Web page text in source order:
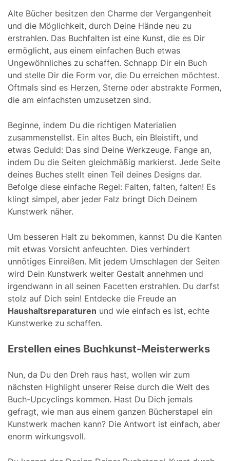
Alte Bücher besitzen den Charme der Vergangenheit
und die Möglichkeit, durch Deine Hände neu zu
erstrahlen. Das Buchfalten ist eine Kunst, die es Dir
ermöglicht, aus einem einfachen Buch etwas
Ungewöhnliches zu schaffen. Schnapp Dir ein Buch
und stelle Dir die Form vor, die Du erreichen möchtest.
Oftmals sind es Herzen, Sterne oder abstrakte Formen,
die am einfachsten umzusetzen sind.
Beginne, indem Du die richtigen Materialien
zusammenstellst. Ein altes Buch, ein Bleistift, und
etwas Geduld: Das sind Deine Werkzeuge. Fange an,
indem Du die Seiten gleichmäßig markierst. Jede Seite
deines Buches stellt einen Teil deines Designs dar.
Befolge diese einfache Regel: Falten, falten, falten! Es
klingt simpel, aber jeder Falz bringt Dich Deinem
Kunstwerk näher.
Um besseren Halt zu bekommen, kannst Du die Kanten
mit etwas Vorsicht anfeuchten. Dies verhindert
unnötiges Einreißen. Mit jedem Umschlagen der Seiten
wird Dein Kunstwerk weiter Gestalt annehmen und
irgendwann in all seinen Facetten erstrahlen. Du darfst
stolz auf Dich sein! Entdecke die Freude an
Haushaltsreparaturen und wie einfach es ist, echte
Kunstwerke zu schaffen.
Erstellen eines Buchkunst-Meisterwerks
Nun, da Du den Dreh raus hast, wollen wir zum
nächsten Highlight unserer Reise durch die Welt des
Buch-Upcyclings kommen. Hast Du Dich jemals
gefragt, wie man aus einem ganzen Bücherstapel ein
Kunstwerk machen kann? Die Antwort ist einfach, aber
enorm wirkungsvoll.